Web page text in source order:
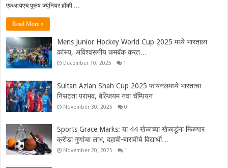
एफआयएच पुरूष ज्युनियर हॉकी …
Read More »
Mens Junior Hockey World Cup 2025 मध्ये भारताला
कांस्य, अविश्वसनीय कमबॅक करत…
December 10, 2025 1
Sultan Azlan Shah Cup 2025 फायनलमध्ये भारताचा
निसटता पराभव, बेल्जियम नवा चॅम्पियन
November 30, 2025 0
Sports Grace Marks: या 44 खेळाच्या खेळाडूंना मिळणार
क्रीडा गुणांचा लाभ, दहावी-बारावीचे विद्यार्थी…
November 20, 2025 1